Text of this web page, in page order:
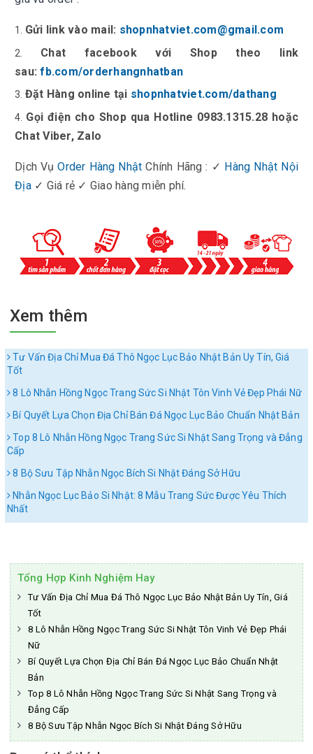
Gửi link vào mail: shopnhatviet.com@gmail.com
Chat facebook với Shop theo link
sau:fb.com/orderhangnhatban
Đặt Hàng online tại shopnhatviet.com/dathang
Gọi điện cho Shop qua Hotline 0983.1315.28 hoặc
Chat Viber, Zalo
Dịch VụOrder Hàng Nhật Chính Hãng : ✓ Hàng Nhật Nội
Địa✓ Giá rẻ ✓ Giao hàng miễn phí.
Xem thêm
Tư Vấn Địa Chỉ Mua Đá Thô Ngọc Lục Bảo Nhật Bản Uy Tín, Giá
Tốt
8 Lô Nhẫn Hồng Ngọc Trang Sức Si Nhật Tôn Vinh Vẻ Đẹp Phái Nữ
Bí Quyết Lựa Chọn Địa Chỉ Bán Đá Ngọc Lục Bảo Chuẩn Nhật Bản
Top 8 Lô Nhẫn Hồng Ngọc Trang Sức Si Nhật Sang Trọng và Đẳng
Cấp
8 Bộ Sưu Tập Nhẫn Ngọc Bích Si Nhật Đáng Sở Hữu
Nhẫn Ngọc Lục Bảo Si Nhật: 8 Mẫu Trang Sức Được Yêu Thích
Nhất
Tổng Hợp Kinh Nghiệm Hay
Tư Vấn Địa Chỉ Mua Đá Thô Ngọc Lục Bảo Nhật Bản Uy Tín, Giá
Tốt
8 Lô Nhẫn Hồng Ngọc Trang Sức Si Nhật Tôn Vinh Vẻ Đẹp Phái
Nữ
Bí Quyết Lựa Chọn Địa Chỉ Bán Đá Ngọc Lục Bảo Chuẩn Nhật
Bản
Top 8 Lô Nhẫn Hồng Ngọc Trang Sức Si Nhật Sang Trọng và
Đẳng Cấp
8 Bộ Sưu Tập Nhẫn Ngọc Bích Si Nhật Đáng Sở Hữu